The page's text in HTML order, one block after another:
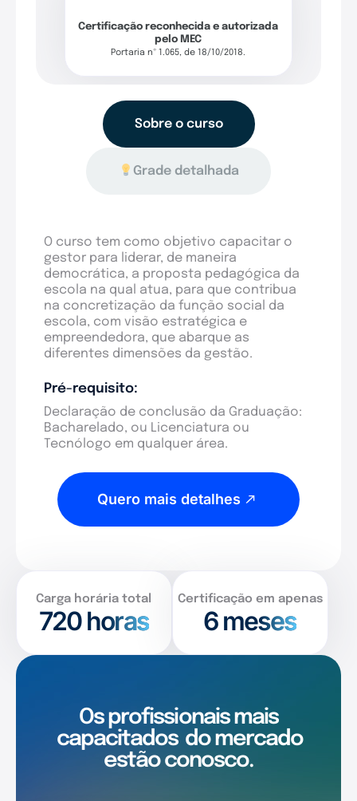
Certificação reconhecida e autorizada
pelo MEC
Portaria nº 1.065, de 18/10/2018.
Sobre o curso
Grade detalhada
O curso tem como objetivo capacitar o
gestor para liderar, de maneira
democrática, a proposta pedagógica da
escola na qual atua, para que contribua
na concretização da função social da
escola, com visão estratégica e
empreendedora, que abarque as
diferentes dimensões da gestão.
Pré-requisito:
Declaração de conclusão da Graduação:
Bacharelado, ou Licenciatura ou
Tecnólogo em qualquer área.
Quero mais detalhes
Carga horária total
720horas
Certificação em apenas
6 meses
Os profissionais mais
capacitados do mercado
estão conosco.